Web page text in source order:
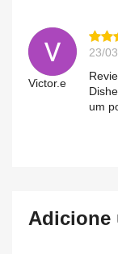
Victor.e
23/
um
Adicione